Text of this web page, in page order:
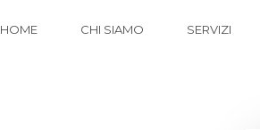
HOME CHI SIAMO SERVIZI